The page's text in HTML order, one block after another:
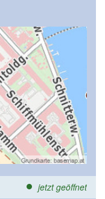
jetzt geöffnet